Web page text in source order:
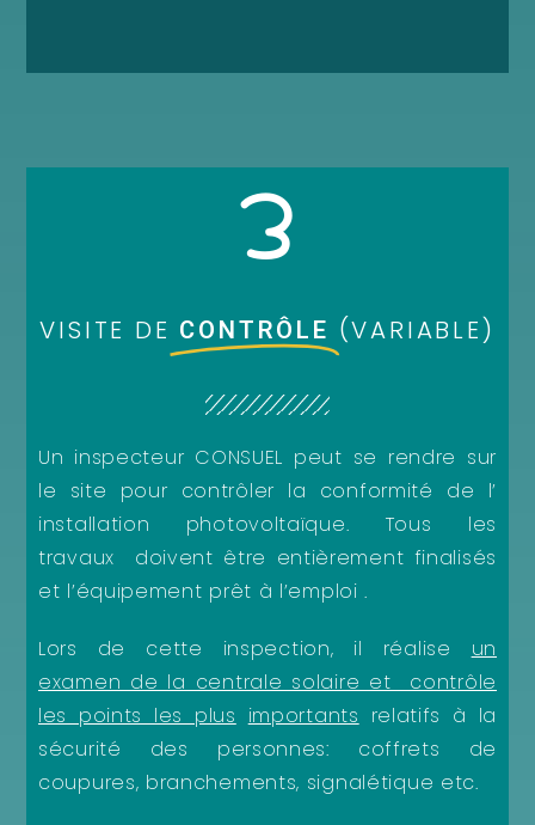
3
VISITE DE CONTRÔLE (VARIABLE)
Un inspecteur CONSUEL peut se rendre sur
le site pour contrôler la conformité de l’
installation photovoltaïque. Tous les
travaux doivent être entièrement finalisés
et l’équipement prêt à l’emploi .
Lors de cette inspection, il réalise un
examen de la centrale solaire et contrôle
les points les plus importants relatifs à la
sécurité des personnes: coffrets de
coupures, branchements, signalétique etc.